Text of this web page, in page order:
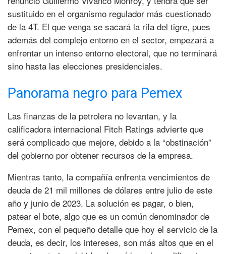
sustituido en el organismo regulador más cuestionado
de la 4T. El que venga se sacará la rifa del tigre, pues
además del complejo entorno en el sector, empezará a
enfrentar un intenso entorno electoral, que no terminará
sino hasta las elecciones presidenciales.
Panorama negro para Pemex
Las finanzas de la petrolera no levantan, y la
calificadora internacional Fitch Ratings advierte que
será complicado que mejore, debido a la “obstinación”
del gobierno por obtener recursos de la empresa.
Mientras tanto, la compañía enfrenta vencimientos de
deuda de 21 mil millones de dólares entre julio de este
año y junio de 2023. La solución es pagar, o bien,
patear el bote, algo que es un común denominador de
Pemex, con el pequeño detalle que hoy el servicio de la
deuda, es decir, los intereses, son más altos que en el